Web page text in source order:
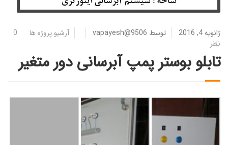
ژانویه 4, 2016 توسط vapayesh@9506 آرشیو پروژه ها
0
نظر
تابلو بوستر پمپ آبرسانی دور متغیر